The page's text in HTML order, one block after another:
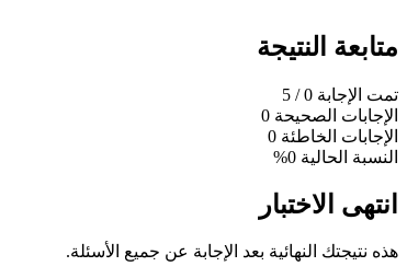
متابعة النتيجة
تمت الإجابة 0
/ 5
الإجابات الصحيحة 0
الإجابات الخاطئة 0
النسبة الحالية 0%
انتهى الاختبار
هذه نتيجتك النهائية بعد الإجابة عن جميع الأسئلة.